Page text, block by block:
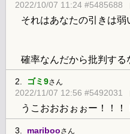
2022/10/07 11:24 #5485688
それはあなたの引きは弱
確率なんだから批判する
2. ゴミ9さん
2022/11/07 12:56 #5492031
うこおおおぉぉー！！
3. maribooさん